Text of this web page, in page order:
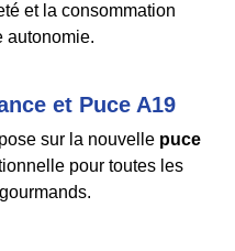
et la consommation
autonomie.
et Puce A19
sur la nouvelle puce
pour toutes les